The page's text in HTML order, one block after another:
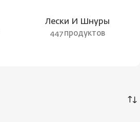
Лески И Шнуры
447 продуктов